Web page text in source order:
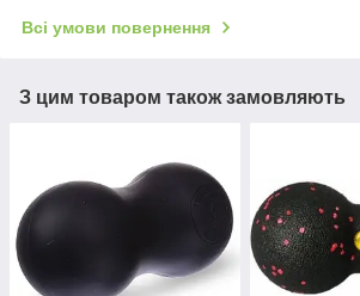
Всі умови повернення
З цим товаром також замовляють